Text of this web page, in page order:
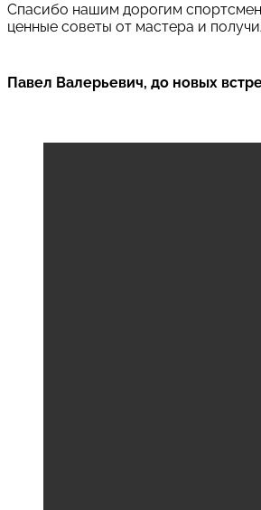
Спасибо нашим дорогим
ценные советы от мастера и
Павел Валерьевич, до новых